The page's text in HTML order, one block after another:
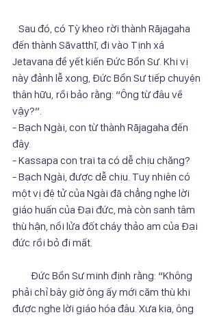
đến thành Sāvatthī, đi vào Tịnh xá
Jetavana để yết kiến Đức Bổn Sư. Khi vị
này đảnh lễ xong, Đức Bổn Sư tiếp chuyện
thân hữu, rồi bảo rằng: “Ông từ đâu về
vậy?”.
- Bạch Ngài, con từ thành Rājagaha đến
đây.
- Kassapa con trai ta có dễ chịu chăng?
- Bạch Ngài, được dễ chịu. Tuy nhiên có
một vị đệ tử của Ngài đã chẳng nghe lời
giáo huấn của Đại đức, mà còn sanh tâm
thù hận, nổi lửa đốt cháy thảo am của Đại
đức rồi bỏ đi mất.
phải chỉ bây giờ ông ấy mới căm thù khi
được nghe lời giáo hóa đâu. Xưa kia, ông